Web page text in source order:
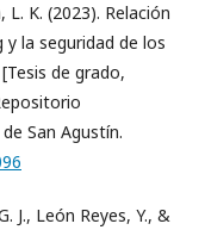
L. K. (2023). Relación
la seguridad de los
de grado,
San Agustín.
J., León Reyes, Y., &